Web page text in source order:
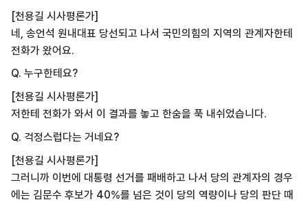
[천용길 시사평론가]
네, 송언석 원내대표 당선되고 나서 국민의힘의 지역의 관계자한테
전화가 왔어요.
Q. 누구한테요?
[천용길 시사평론가]
저한테 전화가 와서 이 결과를 놓고 한숨을 푹 내쉬었습니다.
Q. 걱정스럽다는 거네요?
[천용길 시사평론가]
그러니까 이번에 대통령 선거를 패배하고 나서 당의 관계자의 경우
에는 김문수 후보가 40%를 넘은 것이 당의 역량이나 당의 판단 때